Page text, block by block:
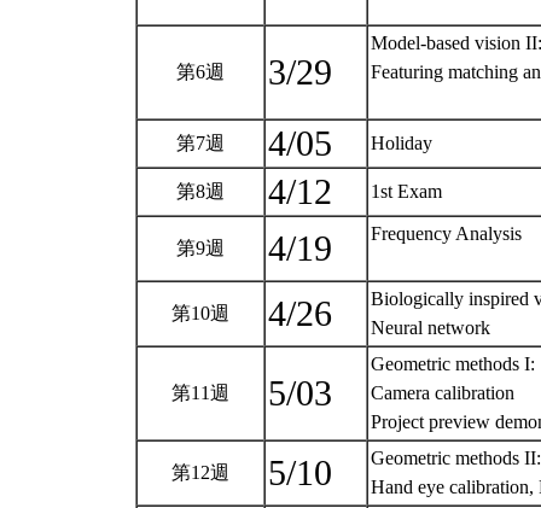
第6週 3/29
Model-based vision II:
Featuring matching
第7週 4/05 Holiday
第8週 4/12 1st Exam
第9週 4/19 Frequency Analysis
第10週 4/26
Biologically inspired
Neural network
第11週 5/03
Geometric methods I:
Camera calibration
Project preview
第12週 5/10
Geometric methods II:
Hand eye calibration,